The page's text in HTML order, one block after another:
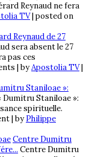
Reynaud ne fera
TV| posted on
Reynaud de 27
sera absent le 27
pas ces
| byApostolia TV|
Staniloae »:
Dumitru Staniloae »:
spirituelle.
| byPhilippe
Centre Dumitru
Centre Dumitru